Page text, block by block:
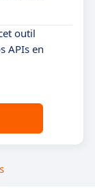
outil
APIs en